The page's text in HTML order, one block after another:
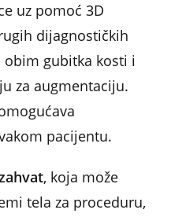
uz pomoć 3D
dijagnostičkih
gubitka kosti i
za augmentaciju.
pacijentu.
, koja može
tela za proceduru,